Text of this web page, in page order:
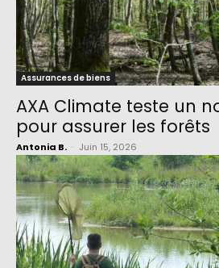
Assurances de biens
AXA Climate teste un
pour assurer les forêts
Antonia B. Juin 15, 2026